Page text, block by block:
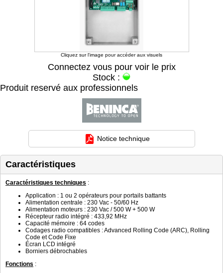
Cliquez sur l'image pour accéder aux visuels
Connectez vous pour voir le prix
Stock :
Produit reservé aux professionnels
Notice technique
Caractéristiques
Caractéristiques techniques :
Application : 1 ou 2 opérateurs pour portails battants
Alimentation centrale : 230 Vac - 50/60 Hz
Alimentation moteurs : 230 Vac / 500 W + 500 W
Récepteur radio intégré : 433,92 MHz
Capacité mémoire : 64 codes
Codages radio compatibles : Advanced Rolling Code (ARC), Rolling
Code et Code Fixe
Écran LCD intégré
Borniers débrochables
Fonctions :